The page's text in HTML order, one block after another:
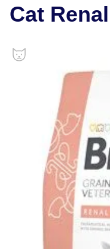
Psi
Kočky
Veterinární diety
Dárkové poukazy
Klinika Veterix
777 319 516
info@veterix.cz
Cat